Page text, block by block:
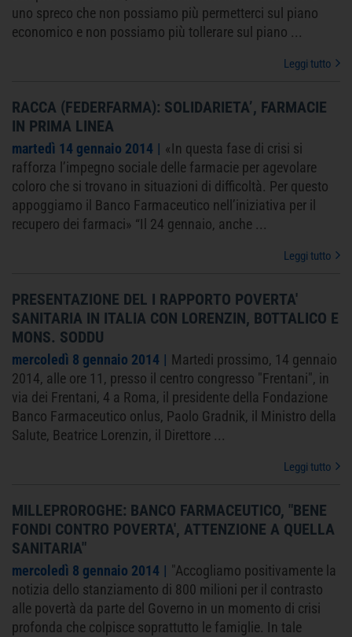
uno spreco che non possiamo più permetterci sul piano
economico e non possiamo più tollerare sul piano ...
Leggi tutto
RACCA (FEDERFARMA): SOLIDARIETA’, FARMACIE
IN PRIMA LINEA
martedì 14 gennaio 2014
«In questa fase di crisi si
rafforza l’impegno sociale delle farmacie per agevolare
coloro che si trovano in situazioni di difficoltà. Per questo
appoggiamo il Banco Farmaceutico nell’iniziativa per il
recupero dei farmaci» “Il 24 gennaio, anche ...
Leggi tutto
PRESENTAZIONE DEL I RAPPORTO POVERTA'
SANITARIA IN ITALIA CON LORENZIN, BOTTALICO E
MONS. SODDU
mercoledì 8 gennaio 2014
Martedi prossimo, 14 gennaio
2014, alle ore 11, presso il centro congresso "Frentani", in
via dei Frentani, 4 a Roma, il presidente della Fondazione
Banco Farmaceutico onlus, Paolo Gradnik, il Ministro della
Salute, Beatrice Lorenzin, il Direttore ...
Leggi tutto
MILLEPROROGHE: BANCO FARMACEUTICO, "BENE
FONDI CONTRO POVERTA', ATTENZIONE A QUELLA
SANITARIA"
mercoledì 8 gennaio 2014
"Accogliamo positivamente la
notizia dello stanziamento di 800 milioni per il contrasto
alle povertà da parte del Governo in un momento di crisi
profonda che colpisce soprattutto le famiglie. In tale